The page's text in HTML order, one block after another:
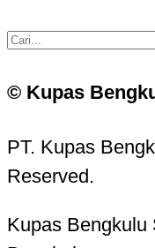
© Kupas
PT. Kupas
Reserved.
Kupas